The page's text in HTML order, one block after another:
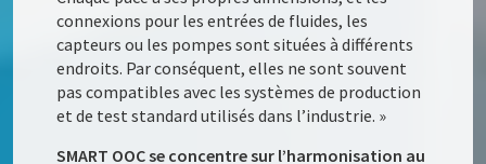
connexions pour les entrées de fluides, les
capteurs ou les pompes sont situées à différents
endroits. Par conséquent, elles ne sont souvent
pas compatibles avec les systèmes de production
et de test standard utilisés dans l’industrie. »
SMART OOC se concentre sur l’harmonisation au